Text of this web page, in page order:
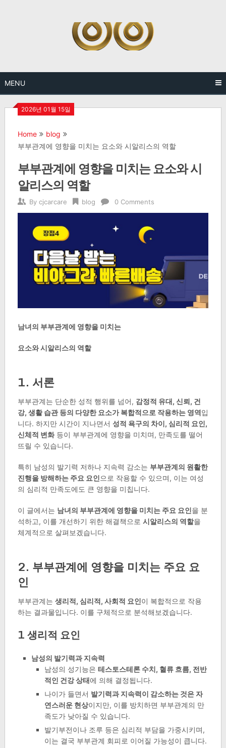
MENU
2026년 01월 15일
Home
blog
부부관계에 영향을 미치는 요소와 시알리스의 역할
부부관계에 영향을 미치는 요소와 시
알리스의 역할
By cjcarcare blog 0 Comments
남녀의 부부관계에 영향을 미치는
요소와 시알리스의 역할
1. 서론
부부관계는 단순한 성적 행위를 넘어, 감정적 유대, 신뢰, 건
강, 생활 습관 등의 다양한 요소가 복합적으로 작용하는 영역입
니다. 하지만 시간이 지나면서 성적 욕구의 차이, 심리적 요인,
신체적 변화등이 부부관계에 영향을 미치며, 만족도를 떨어
뜨릴 수 있습니다.
특히 남성의 발기력 저하나 지속력 감소는 부부관계의 원활한
진행을 방해하는 주요 요인으로 작용할 수 있으며, 이는 여성
의 심리적 만족도에도 큰 영향을 미칩니다.
이 글에서는 남녀의 부부관계에 영향을 미치는 주요 요인을 분
석하고, 이를 개선하기 위한 해결책으로 시알리스의 역할을
체계적으로 살펴보겠습니다.
2. 부부관계에 영향을 미치는 주요 요
인
부부관계는 생리적, 심리적, 사회적 요인이 복합적으로 작용
하는 결과물입니다. 이를 구체적으로 분석해보겠습니다.
1 생리적 요인
남성의 발기력과 지속력
남성의 성기능은테스토스테론 수치, 혈류 흐름, 전반
적인 건강 상태에 의해 결정됩니다.
나이가 들면서 발기력과 지속력이 감소하는 것은 자
연스러운 현상이지만, 이를 방치하면 부부관계의 만
족도가 낮아질 수 있습니다.
발기부전이나 조루 등은 심리적 부담을 가중시키며,
이는 결국 부부관계 회피로 이어질 가능성이 큽니다.